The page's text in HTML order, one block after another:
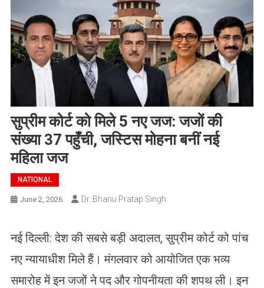
सुप्रीम कोर्ट को मिले 5 नए जज: जजों की
संख्या 37 पहुँची, जस्टिस मोहना बनीं नई
महिला जज
NATIONAL
June 2, 2026 Dr. Bhanu Pratap Singh
नई दिल्ली: देश की सबसे बड़ी अदालत, सुप्रीम कोर्ट को पांच
नए न्यायाधीश मिले हैं। मंगलवार को आयोजित एक भव्य
समारोह में इन जजों ने पद और गोपनीयता की शपथ ली। इन